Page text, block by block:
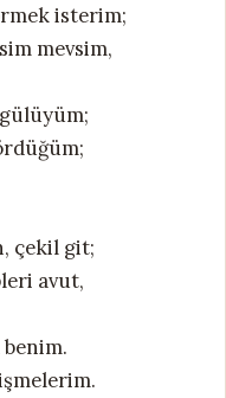
isterim;
mevsim,
gülüyüm;
çekil git;
avut,